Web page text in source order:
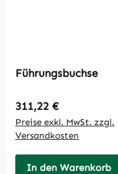
Führungsbuchse
Regulärer Preis:
311,22 €
Preise exkl. MwSt. zzgl.
Versandkosten
In den Warenkorb